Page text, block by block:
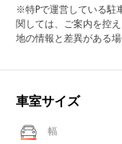
※特Pで運営している駐
関しては、ご案内を控
地の情報と差異がある
車室サイズ
幅